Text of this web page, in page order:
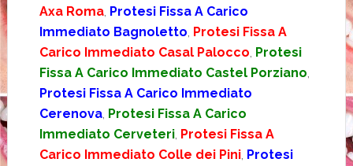
Axa Roma, Protesi Fissa A Carico
Immediato Bagnoletto Protesi Fissa A
Carico Immediato Casal Palocco Protesi
Fissa A Carico Immediato Castel Porziano
Protesi Fissa A Carico Immediato
Cerenova, Protesi Fissa A Carico
Immediato Cerveteri, Protesi Fissa A
Carico Immediato Colle dei Pini, Protesi